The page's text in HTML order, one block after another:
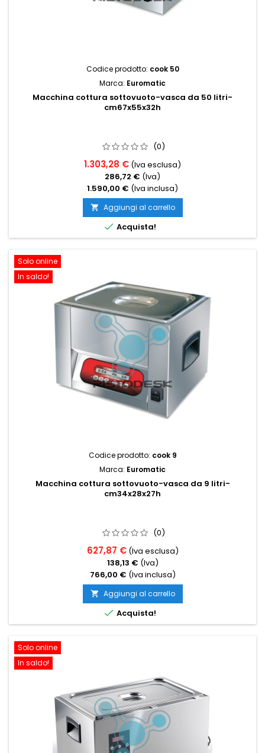
Codice prodotto: cook 50
Marca: Euromatic
Macchina cottura sottovuoto-vasca da 50 litri-
cm67x55x32h
(0)
1.303,28 € (Iva esclusa)
286,72 € (Iva)
1.590,00 € (Iva inclusa)
 Aggiungi al carrello
 Acquista!
Solo online
In saldo!
Codice prodotto: cook 9
Marca: Euromatic
Macchina cottura sottovuoto-vasca da 9 litri-
cm34x28x27h
(0)
627,87 € (Iva esclusa)
138,13 € (Iva)
766,00 € (Iva inclusa)
 Aggiungi al carrello
 Acquista!
Solo online
In saldo!